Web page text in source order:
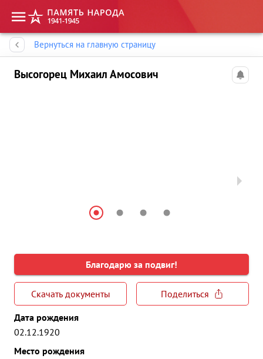
Вернуться на главную страницу
Высогорец Михаил Амосович
Благодарю за подвиг!
Скачать документы
Поделиться
Дата рождения
02.12.1920
Место рождения
Память народа